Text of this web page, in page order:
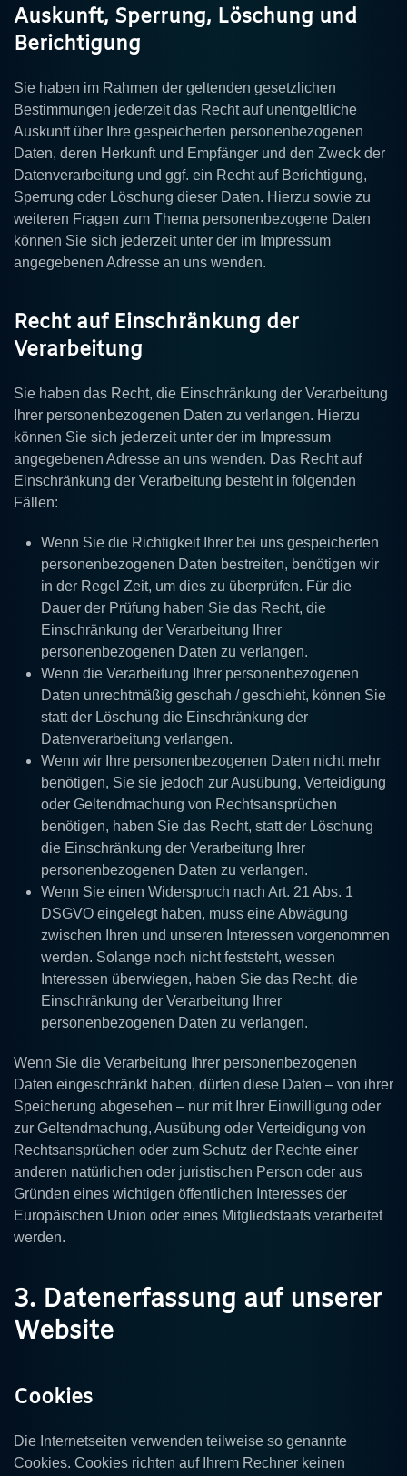
Auskunft, Sperrung, Löschung und
Berichtigung
Sie haben im Rahmen der geltenden gesetzlichen
Bestimmungen jederzeit das Recht auf unentgeltliche
Auskunft über Ihre gespeicherten personenbezogenen
Daten, deren Herkunft und Empfänger und den Zweck der
Datenverarbeitung und ggf. ein Recht auf Berichtigung,
Sperrung oder Löschung dieser Daten. Hierzu sowie zu
weiteren Fragen zum Thema personenbezogene Daten
können Sie sich jederzeit unter der im Impressum
angegebenen Adresse an uns wenden.
Recht auf Einschränkung der
Verarbeitung
Sie haben das Recht, die Einschränkung der Verarbeitung
Ihrer personenbezogenen Daten zu verlangen. Hierzu
können Sie sich jederzeit unter der im Impressum
angegebenen Adresse an uns wenden. Das Recht auf
Einschränkung der Verarbeitung besteht in folgenden
Fällen:
Wenn Sie die Richtigkeit Ihrer bei uns gespeicherten
personenbezogenen Daten bestreiten, benötigen wir
in der Regel Zeit, um dies zu überprüfen. Für die
Dauer der Prüfung haben Sie das Recht, die
Einschränkung der Verarbeitung Ihrer
personenbezogenen Daten zu verlangen.
Wenn die Verarbeitung Ihrer personenbezogenen
Daten unrechtmäßig geschah / geschieht, können Sie
statt der Löschung die Einschränkung der
Datenverarbeitung verlangen.
Wenn wir Ihre personenbezogenen Daten nicht mehr
benötigen, Sie sie jedoch zur Ausübung, Verteidigung
oder Geltendmachung von Rechtsansprüchen
benötigen, haben Sie das Recht, statt der Löschung
die Einschränkung der Verarbeitung Ihrer
personenbezogenen Daten zu verlangen.
Wenn Sie einen Widerspruch nach Art. 21 Abs. 1
DSGVO eingelegt haben, muss eine Abwägung
zwischen Ihren und unseren Interessen vorgenommen
werden. Solange noch nicht feststeht, wessen
Interessen überwiegen, haben Sie das Recht, die
Einschränkung der Verarbeitung Ihrer
personenbezogenen Daten zu verlangen.
Wenn Sie die Verarbeitung Ihrer personenbezogenen
Daten eingeschränkt haben, dürfen diese Daten – von ihrer
Speicherung abgesehen – nur mit Ihrer Einwilligung oder
zur Geltendmachung, Ausübung oder Verteidigung von
Rechtsansprüchen oder zum Schutz der Rechte einer
anderen natürlichen oder juristischen Person oder aus
Gründen eines wichtigen öffentlichen Interesses der
Europäischen Union oder eines Mitgliedstaats verarbeitet
werden.
3. Datenerfassung auf unserer
Website
Cookies
Die Internetseiten verwenden teilweise so genannte
Cookies. Cookies richten auf Ihrem Rechner keinen